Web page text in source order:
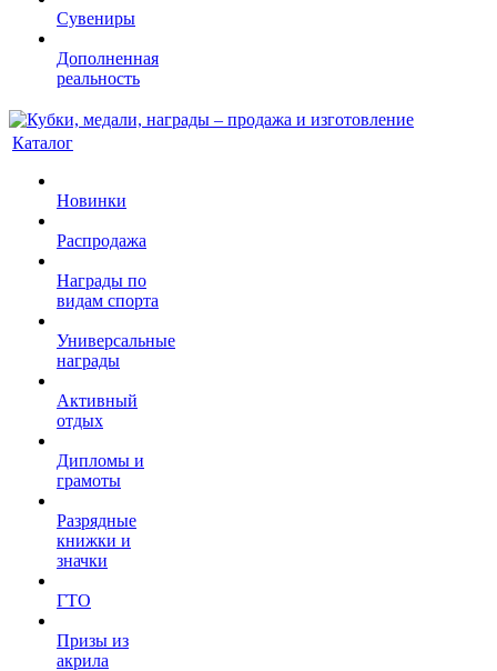
Сувениры
Дополненная
реальность
Каталог
Новинки
Распродажа
Награды по
видам спорта
Универсальные
награды
Активный
отдых
Дипломы и
грамоты
Разрядные
книжки и
значки
ГТО
Призы из
акрила